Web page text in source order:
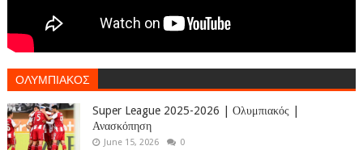
ΟΛΥΜΠΙΑΚΟΣ
Super League 2025-2026 | Ολυμπιακός |
Ανασκόπηση
June 15, 2026 0